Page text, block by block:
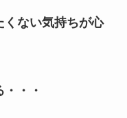
くない気持ちが心
・・